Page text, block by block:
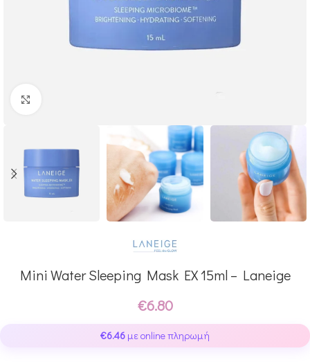
Mini Water Sleeping Mask EX 15ml – Laneige
€6.80
€6.46 με online πληρωμή